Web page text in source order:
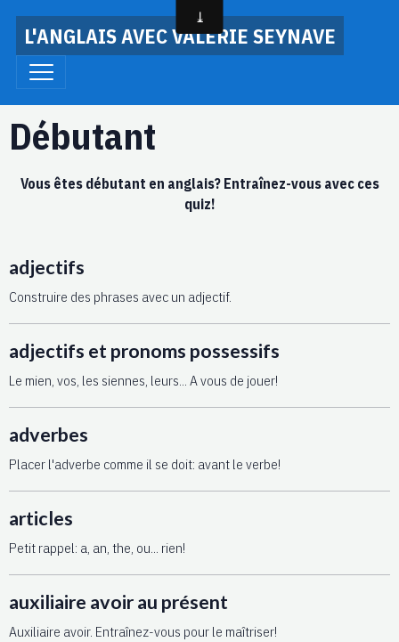
L'ANGLAIS AVEC VALERIE SEYNAVE
Débutant
Vous êtes débutant en anglais? Entraînez-vous avec ces
quiz!
adjectifs
Construire des phrases avec un adjectif.
adjectifs et pronoms possessifs
Le mien, vos, les siennes, leurs... A vous de jouer!
adverbes
Placer l'adverbe comme il se doit: avant le verbe!
articles
Petit rappel: a, an, the, ou... rien!
auxiliaire avoir au présent
Auxiliaire avoir. Entraînez-vous pour le maîtriser!